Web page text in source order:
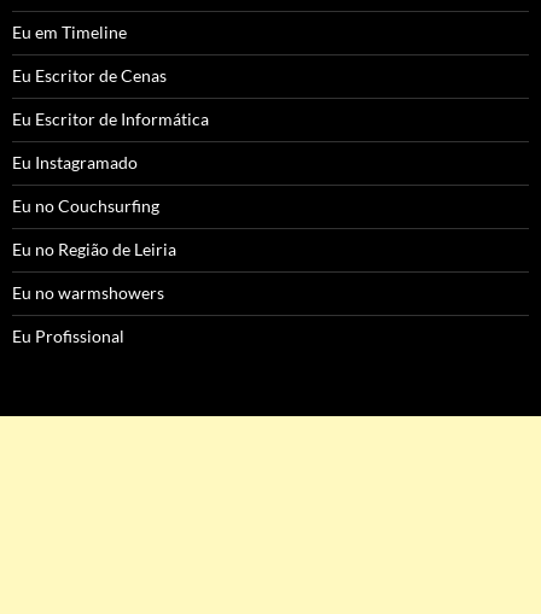
Eu em Timeline
Eu Escritor de Cenas
Eu Escritor de Informática
Eu Instagramado
Eu no Couchsurfing
Eu no Região de Leiria
Eu no warmshowers
Eu Profissional